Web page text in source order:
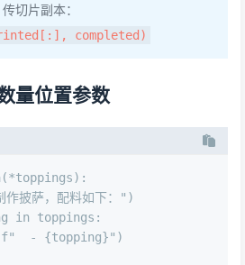
切片副本：
completed)
量位置参数
(*toppings):
披萨，配料如下：" )
in toppings:
f"  - {topping}" )